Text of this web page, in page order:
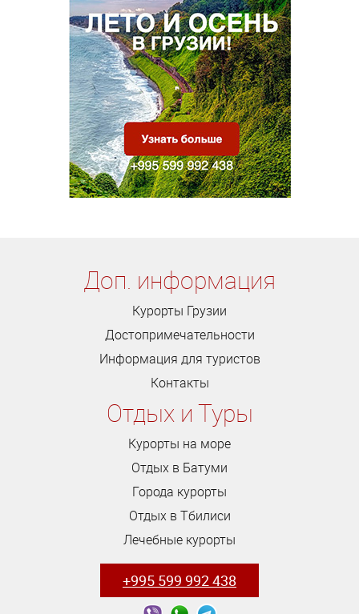
Доп. информация
Курорты Грузии
Достопримечательности
Информация для туристов
Контакты
Отдых и Туры
Курорты на море
Отдых в Батуми
Города курорты
Отдых в Тбилиси
Лечебные курорты
+995 599 992 438